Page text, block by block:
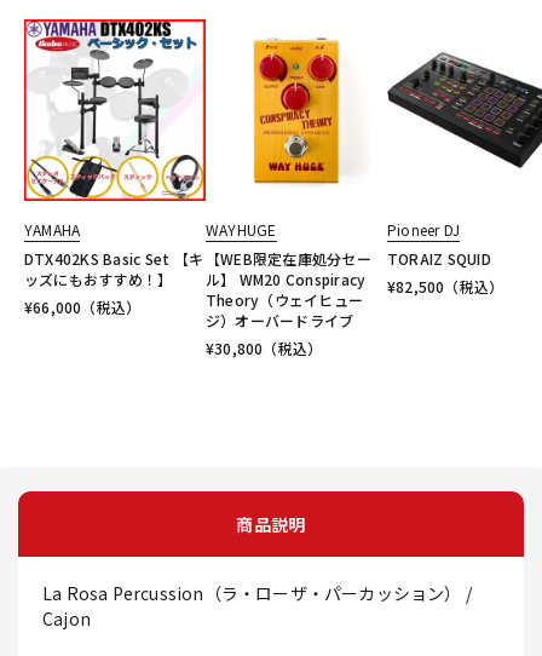
YAMAHA
DTX402KS Basic Set 【キ
ッズにもおすすめ！】
¥66,000 （税込）
WAYHUGE
【WEB限定在庫処分セー
ル】 WM20 Conspiracy
Theory（ウェイヒュー
ジ）オーバードライブ
¥30,800 （税込）
Pioneer DJ
TORAIZ SQUID
¥82,500 （税込）
商品説明
La Rosa Percussion（ラ・ローザ・パーカッション） /
Cajon